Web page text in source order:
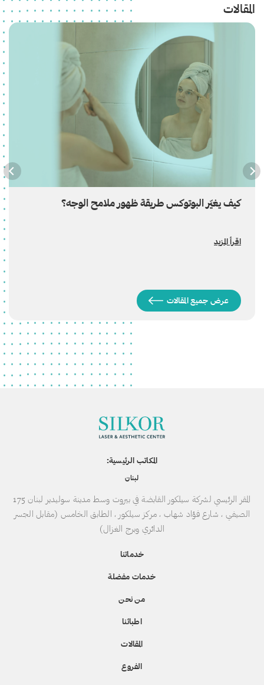
المقالات
كيف يغيّر البوتوكس طريقة ظهور ملامح الوجه؟
اقرأ المزيد
عرض جميع المقالات
المكاتب الرئيسية:
لبنان
المقر الرئيسي لشركة سيلكور القابضة في بيروت وسط مدينة سوليدير لبنان 175
الصيفي ، شارع فؤاد شهاب ، مركز سيلكور ، الطابق الخامس (مقابل الجسر
الدائري وبرج الغزال)
خدماتنا
خدمات مفضلة
من نحن
اطبائنا
المقالات
الفروع